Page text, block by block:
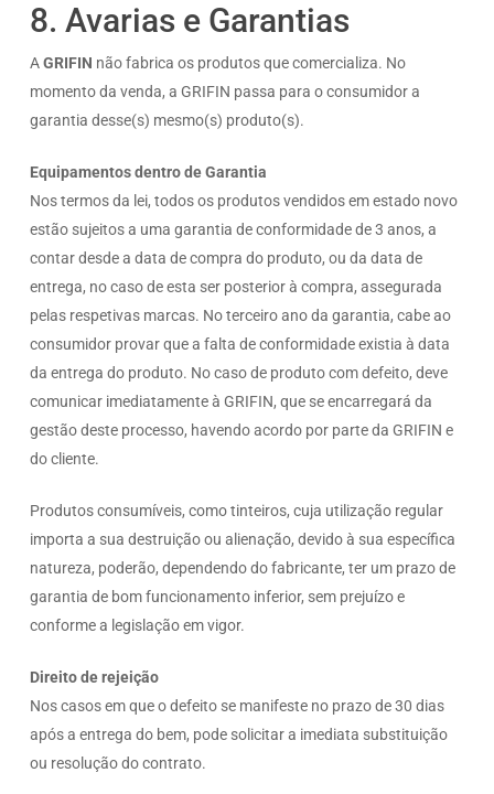
8. Avarias e Garantias
AGRIFIN não fabrica os produtos que comercializa. No
momento da venda, a GRIFIN passa para o consumidor a
garantia desse(s) mesmo(s) produto(s).
Equipamentos dentro de Garantia
Nos termos da lei, todos os produtos vendidos em estado novo
estão sujeitos a uma garantia de conformidade de 3 anos, a
contar desde a data de compra do produto, ou da data de
entrega, no caso de esta ser posterior à compra, assegurada
pelas respetivas marcas. No terceiro ano da garantia, cabe ao
consumidor provar que a falta de conformidade existia à data
da entrega do produto. No caso de produto com defeito, deve
comunicar imediatamente à GRIFIN, que se encarregará da
gestão deste processo, havendo acordo por parte da GRIFIN e
do cliente.
Produtos consumíveis, como tinteiros, cuja utilização regular
importa a sua destruição ou alienação, devido à sua específica
natureza, poderão, dependendo do fabricante, ter um prazo de
garantia de bom funcionamento inferior, sem prejuízo e
conforme a legislação em vigor.
Direito de rejeição
Nos casos em que o defeito se manifeste no prazo de 30 dias
após a entrega do bem, pode solicitar a imediata substituição
ou resolução do contrato.